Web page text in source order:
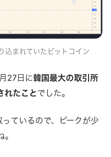
まれていたビットコイン
27日に韓国最大の取引所
れたことでした。
ているので、ピークが少